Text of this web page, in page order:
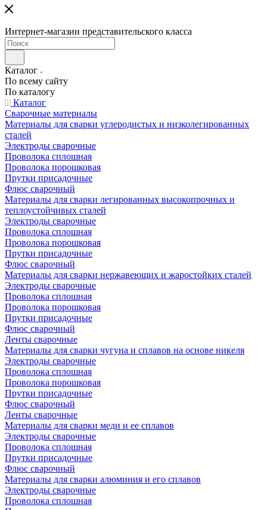
Интернет-магазин представительского класса
Каталог
По всему сайту
По каталогу
Каталог
Сварочные материалы
Материалы для сварки углеродистых и низколегированных
сталей
Электроды сварочные
Проволока сплошная
Проволока порошковая
Прутки присадочные
Флюс сварочный
Материалы для сварки легированных высокопрочных и
теплоустойчивых сталей
Электроды сварочные
Проволока сплошная
Проволока порошковая
Прутки присадочные
Флюс сварочный
Материалы для сварки нержавеющих и жаростойких сталей
Электроды сварочные
Проволока сплошная
Проволока порошковая
Прутки присадочные
Флюс сварочный
Ленты сварочные
Материалы для сварки чугуна и сплавов на основе никеля
Электроды сварочные
Проволока сплошная
Проволока порошковая
Прутки присадочные
Флюс сварочный
Ленты сварочные
Материалы для сварки меди и ее сплавов
Электроды сварочные
Проволока сплошная
Прутки присадочные
Флюс сварочный
Материалы для сварки алюминия и его сплавов
Электроды сварочные
Проволока сплошная